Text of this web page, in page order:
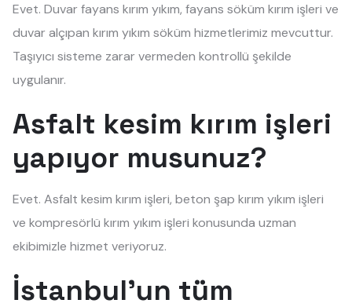
Evet. Duvar fayans kırım yıkım, fayans söküm kırım işleri ve
duvar alçıpan kırım yıkım söküm hizmetlerimiz mevcuttur.
Taşıyıcı sisteme zarar vermeden kontrollü şekilde
uygulanır.
Asfalt kesim kırım işleri
yapıyor musunuz?
Evet. Asfalt kesim kırım işleri, beton şap kırım yıkım işleri
ve kompresörlü kırım yıkım işleri konusunda uzman
ekibimizle hizmet veriyoruz.
İstanbul'un tüm